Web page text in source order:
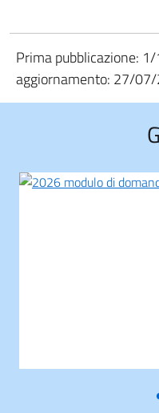
Prima pubblicazione:
aggiornamento: 27/